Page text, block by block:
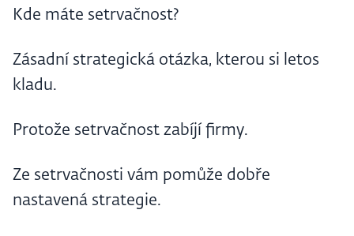
Kde máte setrvačnost?
Zásadní strategická otázka, kterou si letos
kladu.
Protože setrvačnost zabíjí firmy.
Ze setrvačnosti vám pomůže dobře
nastavená strategie.